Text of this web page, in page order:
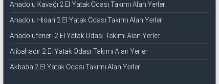
Anadolu Kavağı 2.El Yatak Odası Takımı Alan Yerler
Anadolu Hisarı 2.El Yatak Odası Takımı Alan Yerler
Anadolufeneri 2.El Yatak Odası Takımı Alan Yerler
Alibahadır 2.El Yatak Odası Takımı Alan Yerler
Akbaba 2.El Yatak Odası Takımı Alan Yerler